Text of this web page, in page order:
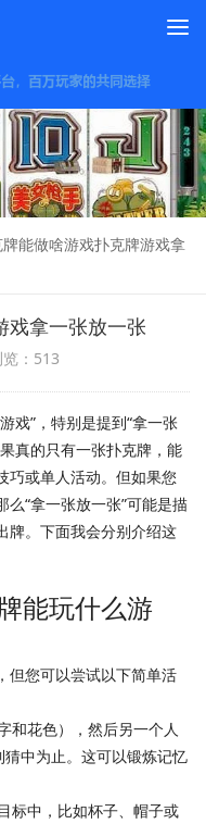
能做啥游戏扑克牌游戏拿
戏拿一张放一张
：513
戏”，特别是提到“拿一张
真的只有一张扑克牌，能
巧或单人活动。但如果您
“拿一张放一张”可能是描
牌。下面我会分别介绍这
能玩什么游
但您可以尝试以下简单活
和花色），然后另一个人
猜中为止。这可以锻炼记忆
标中，比如杯子、帽子或